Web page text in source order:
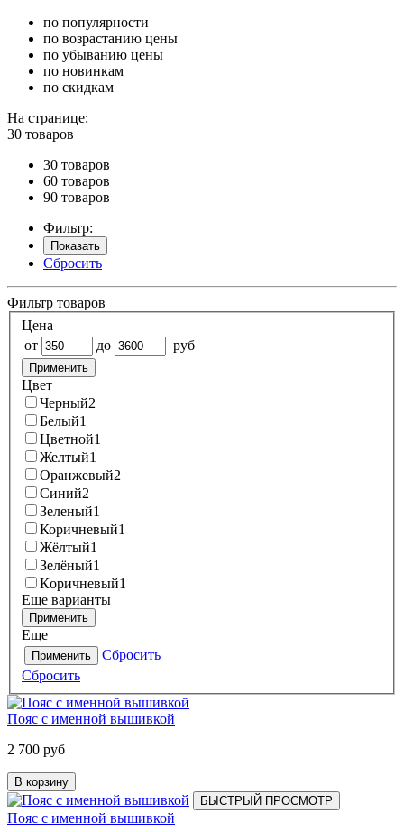
по популярности
по возрастанию цены
по убыванию цены
по новинкам
по скидкам
На странице:
30 товаров
30 товаров
60 товаров
90 товаров
Фильтр:
Показать
Сбросить
Фильтр товаров
Цена
от
до руб
Применить
Цвет
Черный2
Белый1
Цветной1
Желтый1
Оранжевый2
Синий2
Зеленый1
Коричневый1
Жёлтый1
Зелёный1
Кoричневый1
Еще варианты
Применить
Еще
Применить
Сбросить
Сбросить
Пояс с именной вышивкой
2 700 руб
В корзину
БЫСТРЫЙ ПРОСМОТР
Пояс с именной вышивкой